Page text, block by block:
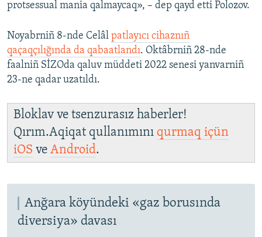
protsessual mania qalmaycaq», – dep qayd etti Polozov.
Noyabrniñ 8-nde Celâl patlayıcı cihaznıñ
qaçaqçılığında da qabaatlandı. Oktâbrniñ 28-nde
faalniñ SİZOda qaluv müddeti 2022 senesi yanvarniñ
23-ne qadar uzatıldı.
Bloklav ve tsenzurasız haberler!
Qırım.Aqiqat qullanımını qurmaq içün
iOS ve Android.
Anğara köyündeki «gaz borusında
diversiya» davası